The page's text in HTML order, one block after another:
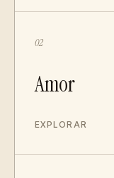
02
Amor
EXPLORAR